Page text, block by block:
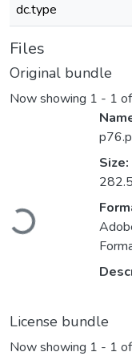
dc.type
Files
Original bundle
Now showing 1 - 1
Loading...
Size:
License bundle
Now showing 1 - 1